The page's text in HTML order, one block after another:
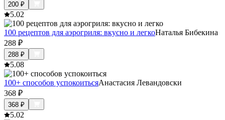
200 ₽
5.02
100 рецептов для аэрогриля: вкусно и легкоНаталья Бибекина
288 ₽
288 ₽
5.08
100+ способов успокоитьсяАнастасия Левандовски
368 ₽
368 ₽
5.02